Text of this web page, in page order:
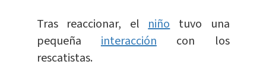
Tras reaccionar, elniñotuvo una
pequeñainteracción
con los
rescatistas.